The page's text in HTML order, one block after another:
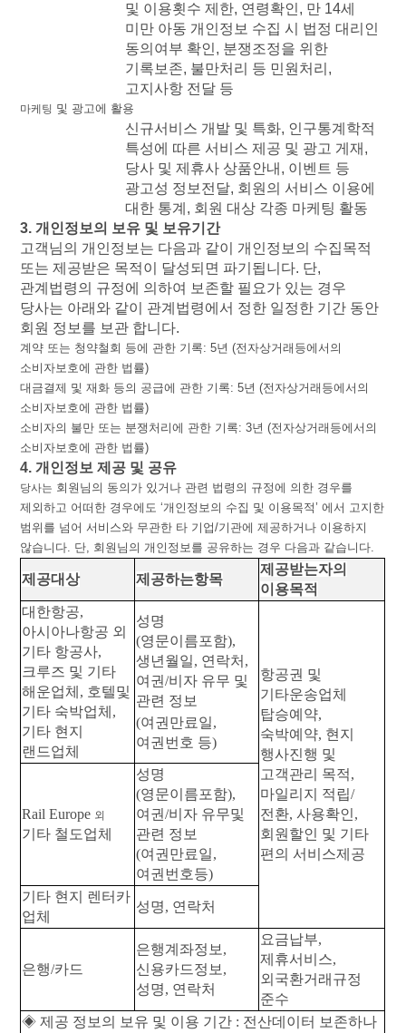
및 이용횟수 제한, 연령확인 , 만 14세
미만 아동 개인정보 수집 시 법정 대리인
동의여부 확인 , 분쟁조정을 위한
기록보존, 불만처리 등 민원처리 ,
고지사항 전달 등
마케팅 및 광고에 활용
신규서비스 개발 및 특화, 인구통계학적
특성에 따른 서비스 제공 및 광고 게재 ,
당사 및 제휴사 상품안내 , 이벤트 등
광고성 정보전달, 회원의 서비스 이용에
대한 통계 , 회원 대상 각종 마케팅 활동
3.개인정보의 보유 및 보유기간
고객님의 개인정보는 다음과 같이 개인정보의 수집목적
또는 제공받은 목적이 달성되면 파기됩니다. 단,
관계법령의 규정에 의하여 보존할 필요가 있는 경우
당사는 아래와 같이 관계법령에서 정한 일정한 기간 동안
회원 정보를 보관 합니다.
계약 또는 청약철회 등에 관한 기록: 5년 (전자상거래등에서의
소비자보호에 관한 법률)
대금결제 및 재화 등의 공급에 관한 기록: 5년 (전자상거래등에서의
소비자보호에 관한 법률)
소비자의 불만 또는 분쟁처리에 관한 기록: 3년 (전자상거래등에서의
소비자보호에 관한 법률)
4.개인정보 제공 및 공유
당사는 회원님의 동의가 있거나 관련 법령의 규정에 의한 경우를
제외하고 어떠한 경우에도 ‘개인정보의 수집 및 이용목적’에서 고지한
범위를 넘어 서비스와 무관한 타 기업/기관에 제공하거나 이용하지
않습니다. 단, 회원님의 개인정보를 공유하는 경우 다음과 같습니다.
제공대상 제공하는항목
제공받는자의
이용목적
대한항공,
아시아나항공 외
기타 항공사,
크루즈 및 기타
해운업체 , 호텔및
기타 숙박업체 ,
기타 현지
랜드업체
성명
(영문이름포함),
생년월일, 연락처 ,
여권/비자 유무 및
관련 정보
(여권만료일,
여권번호 등)
항공권 및
기타운송업체
탑승예약,
숙박예약, 현지
행사진행 및
고객관리 목적,
마일리지
적립/
전환,사용확인 ,
회원할인
및 기타
편의 서비스제공
Rail Europe 외
기타 철도업체
성명
(영문이름포함),
여권/비자 유무및
관련 정보
(여권만료일,
여권번호등)
기타 현지
렌터카
업체
성명, 연락처
은행/카드
은행계좌정보 ,
신용카드정보 ,
성명, 연락처
요금납부,
제휴서비스,
외국환거래규정
준수
◈ 제공 정보의 보유 및 이용 기간 : 전산데이터 보존하나